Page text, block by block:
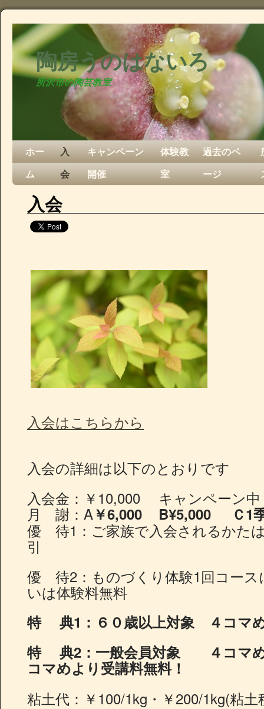
陶房うのはないろ
所沢市の陶芸教室
ホー
ム
入
会
キャンペーン
開催
体験教
室
過去のペ
ージ
入会
入会はこちらから
入会の詳細は以下のとおりです
入会金：￥10,000 キャンペーン
月 謝：A￥6,000 B¥5,000 Ｃ1
優 待1：ご家族で入会されるかた
引
優 待2：ものづくり体験1回コース
いは体験料無料
特 典1：６０歳以上対象 ４コマ
特 典2 ：一般会員対象 ４コマ
コマめより受講料無料！
粘土代：￥100/1kg・￥200/1kg(粘